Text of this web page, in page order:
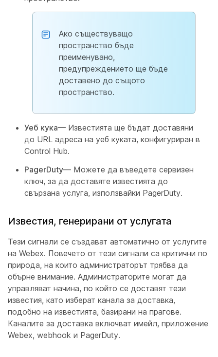
Ако съществуващо
пространство бъде
преименувано,
предупреждението ще бъде
доставено до същото
пространство.
Уеб кука— Известията ще бъдат доставяни
до URL адреса на уеб куката, конфигуриран в
Control Hub.
PagerDuty— Можете да въведете сервизен
ключ, за да доставяте известията до
свързана услуга, използвайки PagerDuty.
Известия, генерирани от услугата
Тези сигнали се създават автоматично от услугите
на Webex. Повечето от тези сигнали са критични по
природа, на които администраторът трябва да
обърне внимание. Администраторите могат да
управляват начина, по който се доставят тези
известия, като изберат канала за доставка,
подобно на известията, базирани на прагове.
Каналите за доставка включват имейл, приложение
Webex, webhook и PagerDuty.